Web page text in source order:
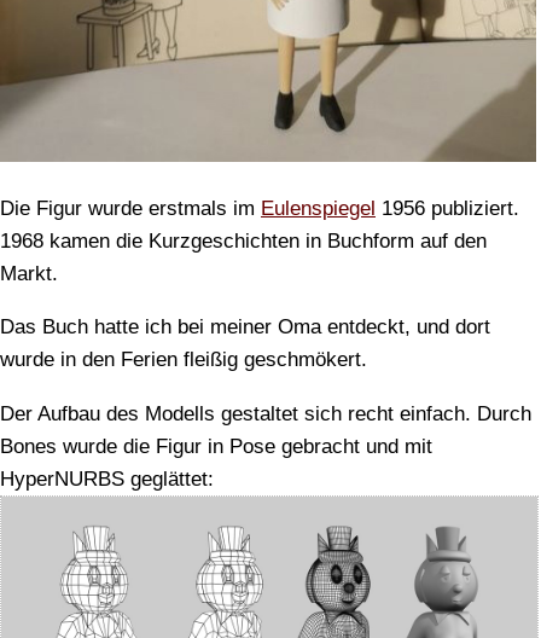
Die Figur wurde erstmals im Eulenspiegel 1956 publiziert.
1968 kamen die Kurzgeschichten in Buchform auf den
Markt.
Das Buch hatte ich bei meiner Oma entdeckt, und dort
wurde in den Ferien fleißig geschmökert.
Der Aufbau des Modells gestaltet sich recht einfach. Durch
Bones wurde die Figur in Pose gebracht und mit
HyperNURBS geglättet: